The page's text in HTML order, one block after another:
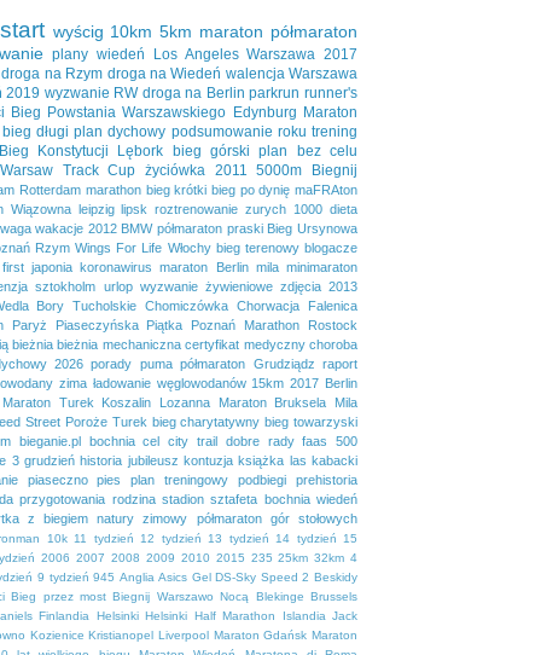
start wyścig 10km 5km maraton półmaraton
plany wiedeń Los Angeles Warszawa 2017
droga na Rzym droga na Wiedeń walencja Warszawa
2019 wyzwanie RW droga na Berlin parkrun runner's
Bieg Powstania Warszawskiego Edynburg Maraton
bieg długi plan dychowy podsumowanie roku trening
Konstytucji
Lębork bieg górski
plan bez celu
Warsaw Track Cup życiówka 2011 5000m Biegnij
Rotterdam marathon bieg krótki bieg po dynię maFRAton
Wiązowna leipzig lipsk roztrenowanie zurych 1000 dieta
waga wakacje 2012 BMW półmaraton praski Bieg Ursynowa
Rzym Wings For Life Włochy bieg terenowy blogacze
first japonia koronawirus maraton Berlin mila minimaraton
sztokholm urlop wyzwanie żywieniowe zdjęcia 2013
Bory Tucholskie Chomiczówka Chorwacja
Falenica
Paryż Piaseczyńska Piątka Poznań Marathon
Rostock
bieżnia bieżnia mechaniczna certyfikat medyczny choroba
2026 porady puma półmaraton Grudziądz raport
zima ładowanie węglowodanów 15km 2017 Berlin
Turek
Koszalin Lozanna Maraton Bruksela
Mila
Street Poroże Turek bieg charytatywny bieg towarzyski
bieganie.pl bochnia cel city trail dobre rady faas 500
3 grudzień historia jubileusz kontuzja książka las kabacki
piaseczno pies plan treningowy podbiegi
prehistoria
przygotowania rodzina stadion sztafeta bochnia wiedeń
z biegiem natury zimowy półmaraton gór stołowych
10k 11 tydzień 12 tydzień 13 tydzień 14 tydzień
15
2006 2007 2008 2009 2010 2015 235 25km 32km 4
9 tydzień 945 Anglia Asics Gel DS-Sky Speed 2 Beskidy
Bieg przez most Biegnij Warszawo Nocą Blekinge Brussels
Finlandia Helsinki Helsinki Half Marathon Islandia Jack
Kozienice Kristianopel Liverpool Maraton Gdańsk Maraton